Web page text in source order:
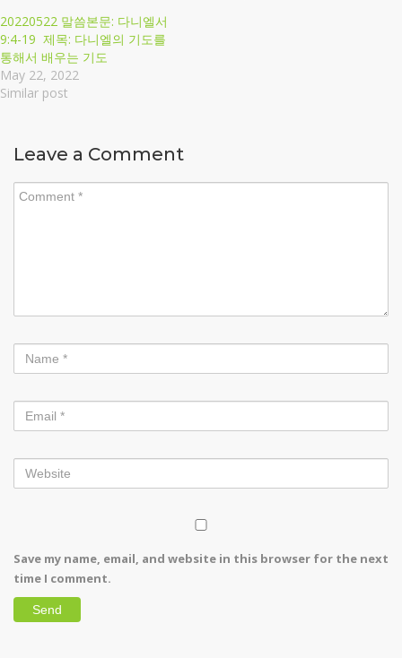
20220522 말씀본문: 다니엘서
9:4-19 제목: 다니엘의 기도를
통해서 배우는 기도
May 22, 2022
Similar post
Leave a Comment
Save my name, email, and website in this browser for the next
time I comment.